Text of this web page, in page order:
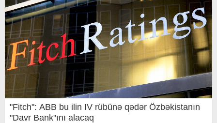
"Fitch": ABB bu ilin IV rübünə qədər Özbəkistanın
"Davr Bank"ını alacaq